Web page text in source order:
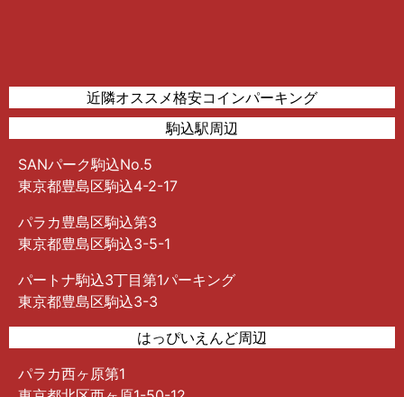
近隣オススメ格安コインパーキング
駒込駅周辺
SANパーク駒込No.5
東京都豊島区駒込4-2-17
パラカ豊島区駒込第3
東京都豊島区駒込3-5-1
パートナ駒込3丁目第1パーキング
東京都豊島区駒込3-3
はっぴいえんど周辺
パラカ西ヶ原第1